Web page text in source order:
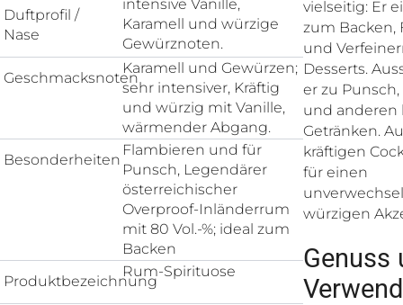
Duftprofil /
Nase
intensive Vanille,
Karamell und würzige
Gewürznoten.
Geschmacksnoten
Karamell und Gewürzen;
sehr intensiver, Kräftig
und würzig mit Vanille,
wärmender Abgang.
Besonderheiten
Flambieren und für
Punsch, Legendärer
österreichischer
Overproof-Inländerrum
mit 80 Vol.-%; ideal zum
Backen
Produktbezeichnung
Rum-Spirituose
vielseitig: Er
zum Backen,
und
Desserts.
er zu Punsch,
und anderen
Getränken.
kräftigen
für einen
würzigen
Genuss